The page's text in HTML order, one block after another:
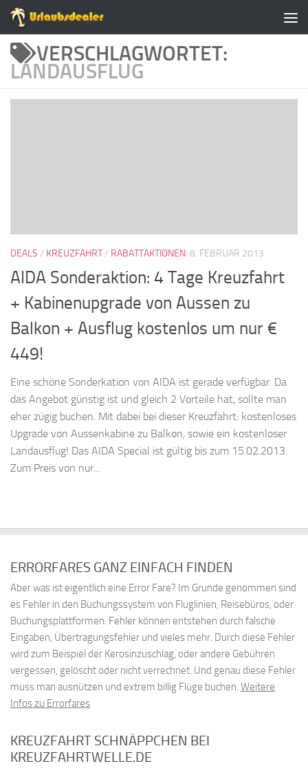
Zum Inhalt springen
VERSCHLAGWORTET:
LANDAUSFLUG
DEALS / KREUZFAHRT/ RABATTAKTIONEN 8. FEBRUAR 2013
AIDA Sonderaktion: 4 Tage Kreuzfahrt
+ Kabinenupgrade von Aussen zu
Balkon + Ausflug kostenlos um nur €
449!
Eine schöne Sonderkation von AIDA ist gerade verfügbar. Da
das Angebot günstig ist und gleich 2 Vorteile hat, sollte man
eher zügig buchen. Mit dabei bei dieser Kreuzfahrt: kostenloses
Upgrade von Aussenkabine zu Balkon, sowie ein kostenloser
Landausflug! Das AIDA Special ist gültig bis zum 15.02.2013.
Zum Preis von nur...
ERRORFARES GANZ EINFACH FINDEN
Aber was ist eigentlich eine Error Fare? Im Grunde genommen sind
es Fehler in den Buchungssystem von Fluglinien, Reisebüros, oder
Buchungsplattformen. Fehler können entstehen durch falsche
Eingaben, Übertragungsfehler und vieles mehr. Durch diese Fehler
wird zum Beispiel der Kerosinzuschlag, oder andere Gebühren
vergessen, gelöscht oder nicht verrechnet. Und genau diese Fehler
muss man ausnützen und extrem billig Flüge buchen. Weitere
Infos zu Errorfares
KREUZFAHRT SCHNÄPPCHEN BEI
KREUZFAHRTWELLE.DE